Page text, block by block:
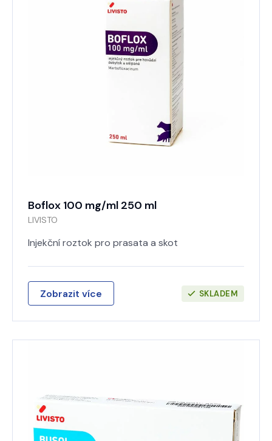
Boflox 100 mg/ml 250 ml
LIVISTO
Injekční roztok pro prasata a skot
Zobrazit více SKLADEM